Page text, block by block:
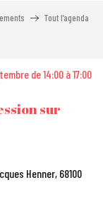
Tout l’agenda
de 14:00 à 17:00
sur
Henner, 68100